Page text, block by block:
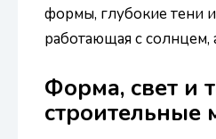
формы, глубокие тени и
работающая с солнцем,
Форма, свет и
строительные